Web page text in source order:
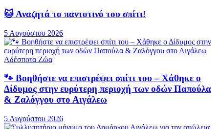
🐱 Αναζητά το παντοτινό του σπίτι!
5 Αυγούστου 2026
Αδέσποτα Ζώα
🐾 Βοηθήστε να επιστρέψει σπίτι του – Χάθηκε ο
Δίδυμος στην ευρύτερη περιοχή των οδών Παπούλα
& Ζαλόγγου στο Αιγάλεω
5 Αυγούστου 2026